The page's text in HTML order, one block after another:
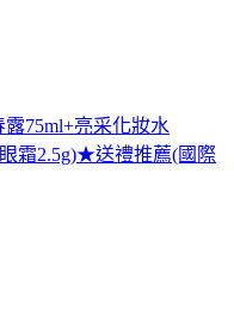
75ml+亮采化妝水
霜2.5g)★送禮推薦(國際